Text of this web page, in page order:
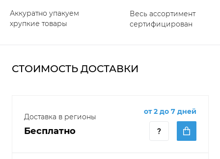
Аккуратно упакуем
хрупкие товары
Весь ассортимент
сертифицирован
СТОИМОСТЬ ДОСТАВКИ
Доставка в регионы
Бесплатно
от 2 до 7 дней